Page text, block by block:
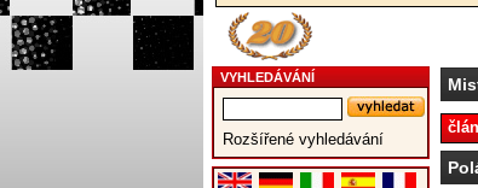
VYHLEDÁVÁNÍ
Rozšířené vyhledávání